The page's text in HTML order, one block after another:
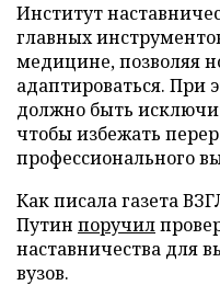
Институт
главных
медицине, позволяя
адаптироваться. При
должно быть
чтобы избежать
профессионального
Как писала газета
Путин поручил
наставничества для
вузов.